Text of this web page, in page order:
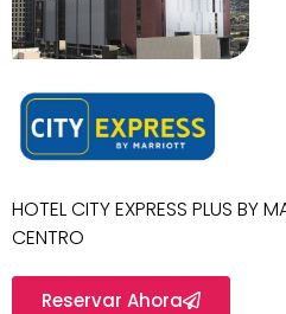
HOTEL CITY EXPRESS PLUS BY
CENTRO
Reservar Ahora